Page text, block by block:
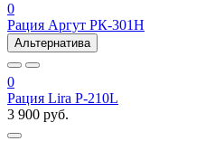
0
Рация Аргут РК-301Н
Альтернатива
0
Рация Lira P-210L
3 900 руб.